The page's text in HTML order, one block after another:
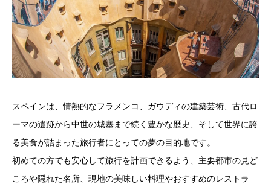
スペインは、情熱的なフラメンコ、ガウディの建築芸術、古代ロ
ーマの遺跡から中世の城塞まで続く豊かな歴史、そして世界に誇
る美食が詰まった旅行者にとっての夢の目的地です。
初めての方でも安心して旅行を計画できるよう、主要都市の見ど
ころや隠れた名所、現地の美味しい料理やおすすめのレストラ